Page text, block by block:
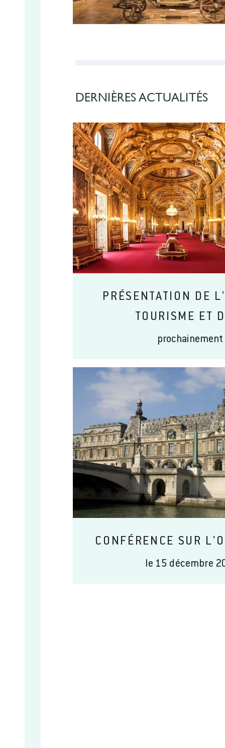
DERNIÈRES ACTUALITÉS
PRÉSENTATION DE
TOURISME ET
CONFÉRENCE SUR
le 15 décembre